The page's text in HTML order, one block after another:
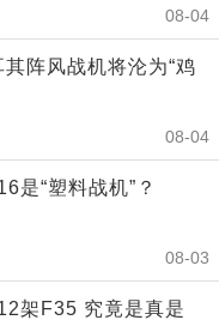
08-04
阵风战机将沦为“鸡
08-04
是“塑料战机”？
08-03
架F35 究竟是真是